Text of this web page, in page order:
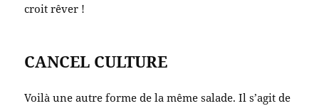
croit rêver !
CANCEL CULTURE
Voilà une autre forme de la même salade. Il s’agit de